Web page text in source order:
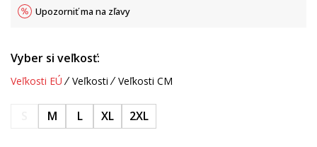
Upozorniť ma na zľavy
Vyber si veľkosť:
Veľkosti EÚ Veľkosti Veľkosti CM
M L XL 2XL